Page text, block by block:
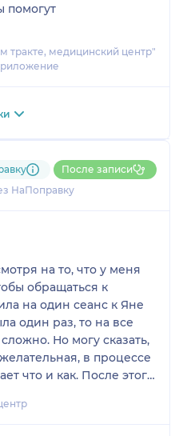
помогут
тракте, медицинский центр"
НаПоправку
После записи
на то, что у меня
обращаться к
на один сеанс к Яне
один раз, то на все
Но могу сказать,
в процессе
что и как. После этого